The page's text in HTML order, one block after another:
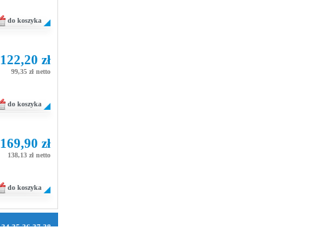
do koszyka
122,20 zł
99,35 zł netto
do koszyka
169,90 zł
138,13 zł netto
do koszyka
34 35 36 37 38